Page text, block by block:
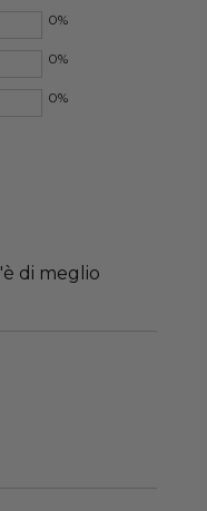
0%
0%
0%
di meglio